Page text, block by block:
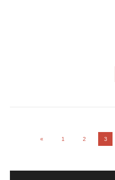
Beitragsnavigation
«Vorherige1 2 3